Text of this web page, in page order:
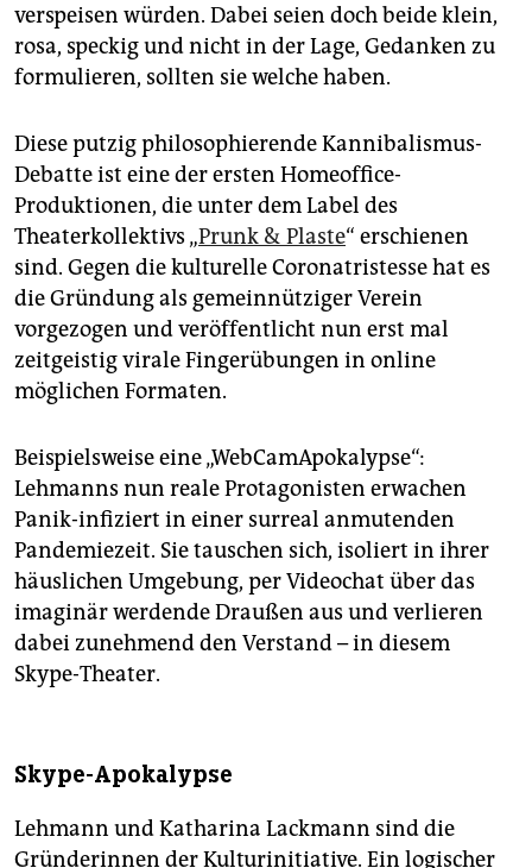
verspeisen würden. Dabei seien doch beide klein,
rosa, speckig und nicht in der Lage, Gedanken zu
formulieren, sollten sie welche haben.
Diese putzig philosophierende Kannibalismus-
Debatte ist eine der ersten Homeoffice-
Produktionen, die unter dem Label des
Theaterkollektivs „Prunk & Plaste“ erschienen
sind. Gegen die kulturelle Corona­tristesse hat es
die Gründung als gemeinnütziger Verein
vorgezogen und veröffentlicht nun erst mal
zeitgeistig virale Fingerübungen in online
möglichen Formaten.
Beispielsweise eine „WebCam­Apokalypse“:
Lehmanns nun reale Protagonisten erwachen
Panik-infiziert in einer surreal anmutenden
Pandemiezeit. Sie tauschen sich, isoliert in ihrer
häuslichen Umgebung, per Videochat über das
imaginär werdende Draußen aus und verlieren
dabei zunehmend den Verstand – in diesem
Skype-Theater.
Skype-Apokalypse
Lehmann und Katharina Lackmann sind die
Gründerinnen der Kulturinitiative. Ein logischer